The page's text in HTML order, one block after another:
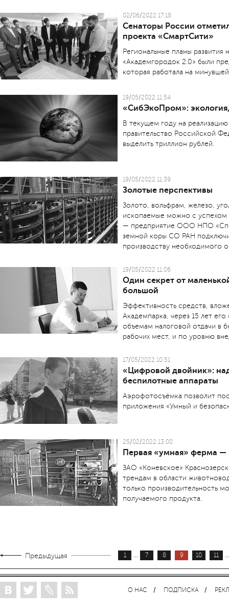
02/06/2022 17:18
Сенаторы России
проекта «СмартСити»
Региональные планы
«Академгородок 2.0» были
которая работала на
19/05/2022 11:54
«СибЭкоПром»:
В текущем году на
правительство Российской
выделить триллион рублей.
19/05/2022 11:39
Золотые перспективы
Золото, вольфрам, железо,
ископаемые можно с успехом
— предприятие ООО НПО
земной коры СО РАН
производству необходимого
19/05/2022 11:06
Один секрет от
большой
Эффективность средств,
Академпарка, через 15 лет
объемам налоговой отдачи в
рабочих мест, и по уровню
17/05/2022 10:51
«Цифровой двойник»:
беспилотные аппараты
Аэрофотосъёмка позволит
приложения «Умный и
25/02/2022 13:00
Первая «умная» ферма —
ЗАО «Коневское»
трендам в области
только производительность
получаемого продукта.
Предыдущая 1 ... 7 8 9 10 11 ...
О НАС ПОДПИСКА